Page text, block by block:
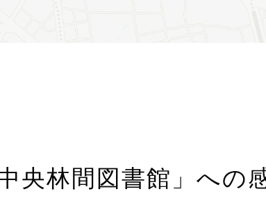
央林間図書館 」への